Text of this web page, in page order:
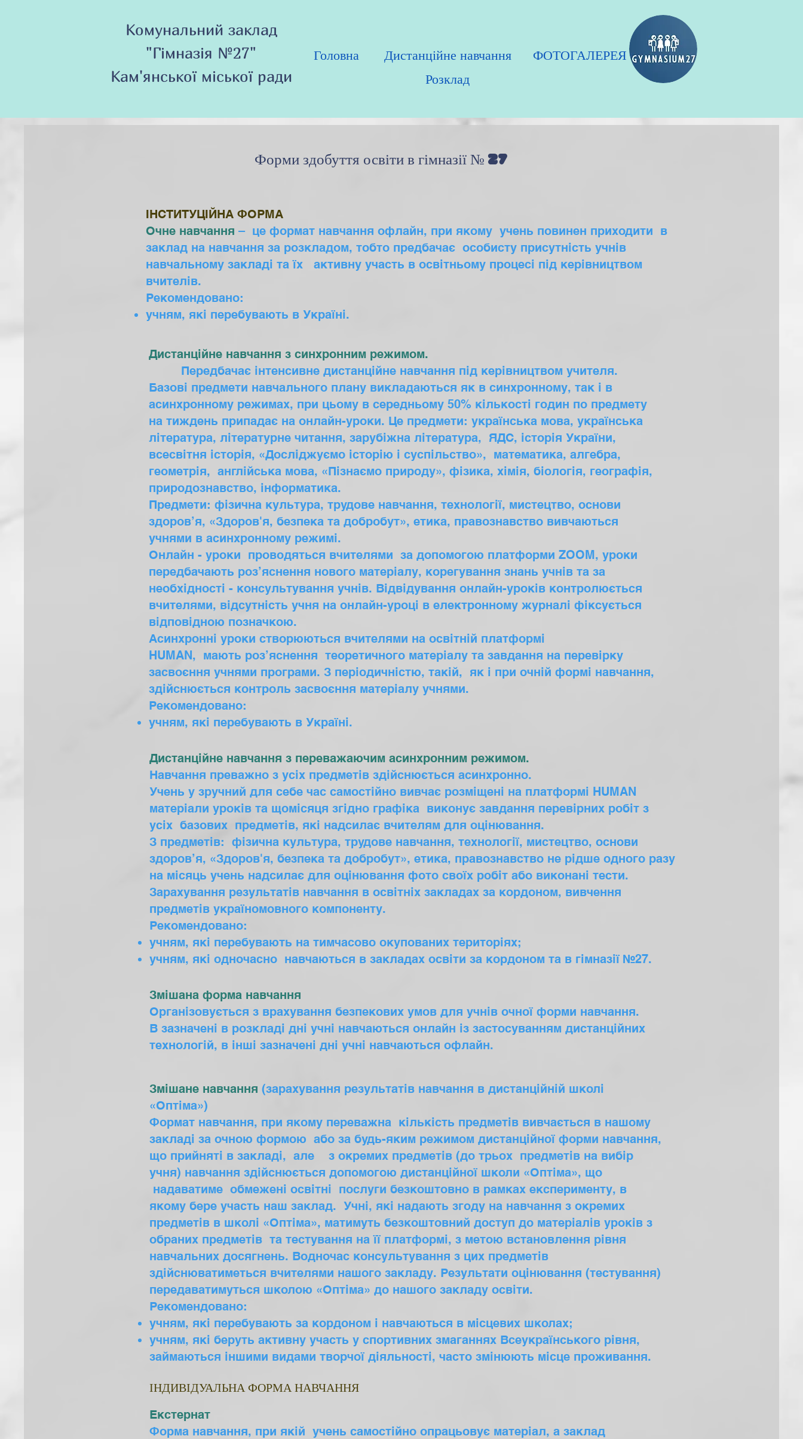
Комунальний заклад
"Гімназія №27"
Кам'янської міської ради
Головна
Дистанційне навчання
Розклад
ФОТОГАЛЕРЕЯ
Форми здобуття освіти в гімназії № 27
ІНСТИТУЦІЙНА ФОРМА
Очне навчання – це формат навчання офлайн, при якому учень повинен приходити в
заклад на навчання за розкладом, тобто предбачає особисту присутність учнів
навчальному закладі та їх активну участь в освітньому процесі під керівництвом
вчителів.
Рекомендовано:
учням, які перебувають в Україні.
Дистанційне навчання з синхронним режимом.
Передбачає інтенсивне дистанційне навчання під керівництвом учителя.
Базові предмети навчального плану викладаються як в синхронному, так і в
асинхронному режимах, при цьому в середньому 50% кількості годин по предмету
на тиждень припадає на онлайн-уроки. Це предмети: українська мова, українська
література, літературне читання, зарубіжна література, ЯДС, історія України,
всесвітня історія, «Досліджуємо історію і суспільство», математика, алгебра,
геометрія, англійська мова, «Пізнаємо природу», фізика, хімія, біологія, географія,
природознавство, інформатика.
Предмети: фізична культура, трудове навчання, технології, мистецтво, основи
здоров’я, «Здоров'я, безпека та добробут», етика, правознавство вивчаються
учнями в асинхронному режимі.
Онлайн - уроки проводяться вчителями за допомогою платформи ZOOM, уроки
передбачають роз’яснення нового матеріалу, корегування знань учнів та за
необхідності - консультування учнів. Відвідування онлайн-уроків контролюється
вчителями, відсутність учня на онлайн-уроці в електронному журналі фіксується
відповідною позначкою.
Асинхронні уроки створюються вчителями на освітній платформі
HUMAN, мають роз’яснення теоретичного матеріалу та завдання на перевірку
засвоєння учнями програми. З періодичністю, такій, як і при очній формі навчання,
здійснюється контроль засвоєння матеріалу учнями.
Рекомендовано:
учням, які перебувають в Україні.
Дистанційне навчання з переважаючим асинхронним режимом.
Навчання преважно з усіх предметів здійснюється асинхронно.
Учень у зручний для себе час самостійно вивчає розміщені на платформі HUMAN
матеріали уроків та щомісяця згідно графіка виконує завдання перевірних робіт з
усіх базових предметів, які надсилає вчителям для оцінювання.
З предметів: фізична культура, трудове навчання, технології, мистецтво, основи
здоров’я, «Здоров'я, безпека та добробут», етика, правознавство не рідше одного разу
на місяць учень надсилає для оцінювання фото своїх робіт або виконані тести.
Зарахування результатів навчання в освітніх закладах за кордоном, вивчення
предметів україномовного компоненту.
Рекомендовано:
учням, які перебувають на тимчасово окупованих територіях;
учням, які одночасно навчаються в закладах освіти за кордоном та в гімназії №27.
Змішана форма навчання
Організовується з врахування безпекових умов для учнів очної форми навчання.
В зазначені в розкладі дні учні навчаються онлайн із застосуванням дистанційних
технологій, в інші зазначені дні учні навчаються офлайн.
Змішане навчання (зарахування результатів навчання в дистанційній школі
«Оптіма»)
Формат навчання, при якому переважна кількість предметів вивчається в нашому
закладі за очною формою або за будь-яким режимом дистанційної форми навчання,
що прийняті в закладі, але з окремих предметів (до трьох предметів на вибір
учня) навчання здійснюється допомогою дистанційної школи «Оптіма», що
надаватиме обмежені освітні послуги безкоштовно в рамках експерименту, в
якому бере участь наш заклад. Учні, які надають згоду на навчання з окремих
предметів в школі «Оптіма», матимуть безкоштовний доступ до матеріалів уроків з
обраних предметів та тестування на її платформі, з метою встановлення рівня
навчальних досягнень. Водночас консультування з цих предметів
здійснюватиметься вчителями нашого закладу. Результати оцінювання (тестування)
передаватимуться школою «Оптіма» до нашого закладу освіти.
Рекомендовано:
учням, які перебувають за кордоном і навчаються в місцевих школах;
учням, які беруть активну участь у спортивних змаганнях Всеукраїнського рівня,
займаються іншими видами творчої діяльності, часто змінюють місце проживання.
ІНДИВІДУАЛЬНА ФОРМА НАВЧАННЯ
Екстернат
Форма навчання, при якій учень самостійно опрацьовує матеріал, а заклад